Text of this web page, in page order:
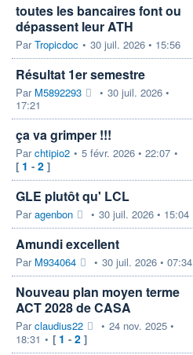
toutes les bancaires font ou
dépassent leur ATH
ParTropicdoc • 30 juil. 2026 • 15:56
Résultat 1er semestre
Par M5892293 • 30 juil. 2026 •
17:21
ça va grimper !!!
Parchtipio2 • 5 févr. 2026 • 22:07 •
[ 1 - 2 ]
GLE plutôt qu' LCL
Paragenbon • 30 juil. 2026 • 15:04
Amundi excellent
Par M934064 • 30 juil. 2026 • 07:34
Nouveau plan moyen terme
ACT 2028 de CASA
Parclaudius22 • 24 nov. 2025 •
18:31 • [ 1 - 2 ]